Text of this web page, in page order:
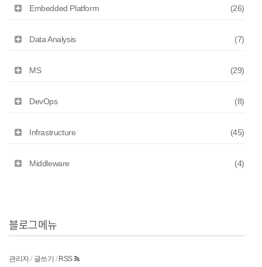
Embedded Platform (26)
Data Analysis (7)
MS (29)
DevOps (8)
Infrastructure (45)
Middleware (4)
블로그메뉴
관리자/ 글쓰기 / RSS